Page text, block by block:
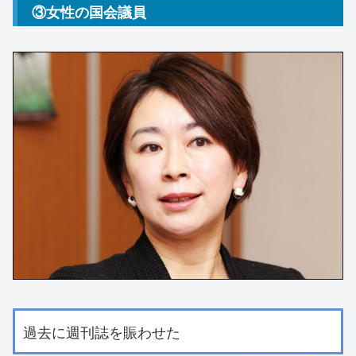
③女性の国会議員
過去に週刊誌を賑わせた